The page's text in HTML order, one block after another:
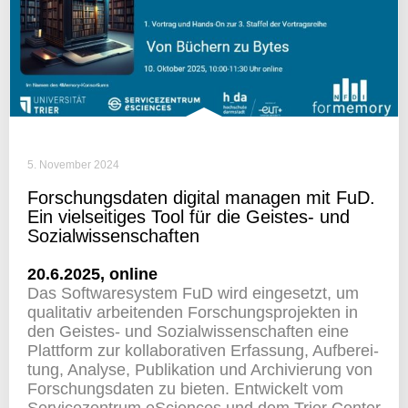
5. November 2024
Forschungs­daten digital managen mit FuD.
Ein viel­sei­tiges Tool für die Geistes- und
Sozialwissenschaften
20.6.2025, online
Das Soft­ware­system FuD wird einge­setzt, um
quali­tativ arbei­tenden Forschungs­pro­jekten in
den Geistes- und Sozi­al­wis­sen­schaften eine
Platt­form zur kolla­bo­ra­tiven Erfas­sung, Aufbe­rei­
tung, Analyse, Publi­ka­tion und Archi­vie­rung von
Forschungs­daten zu bieten. Entwi­ckelt vom